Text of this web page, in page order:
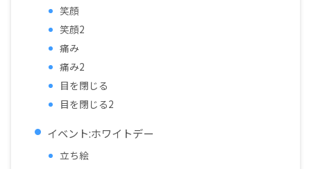
笑顔
笑顔2
痛み
痛み2
目を閉じる
目を閉じる2
イベント:ホワイトデー
立ち絵